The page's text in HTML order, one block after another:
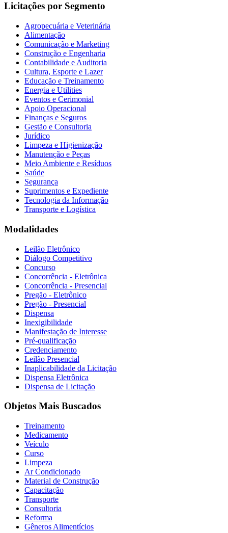
Licitações por Segmento
Agropecuária e Veterinária
Alimentação
Comunicação e Marketing
Construção e Engenharia
Contabilidade e Auditoria
Cultura, Esporte e Lazer
Educação e Treinamento
Energia e Utilities
Eventos e Cerimonial
Apoio Operacional
Finanças e Seguros
Gestão e Consultoria
Jurídico
Limpeza e Higienização
Manutenção e Peças
Meio Ambiente e Resíduos
Saúde
Segurança
Suprimentos e Expediente
Tecnologia da Informação
Transporte e Logística
Modalidades
Leilão Eletrônico
Diálogo Competitivo
Concurso
Concorrência - Eletrônica
Concorrência - Presencial
Pregão - Eletrônico
Pregão - Presencial
Dispensa
Inexigibilidade
Manifestação de Interesse
Pré-qualificação
Credenciamento
Leilão Presencial
Inaplicabilidade da Licitação
Dispensa Eletrônica
Dispensa de Licitação
Objetos Mais Buscados
Treinamento
Medicamento
Veículo
Curso
Limpeza
Ar Condicionado
Material de Construção
Capacitação
Transporte
Consultoria
Reforma
Gêneros Alimentícios